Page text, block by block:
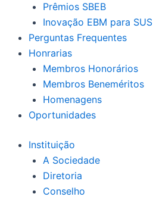
Prêmios SBEB
Inovação EBM para SUS
Perguntas Frequentes
Honrarias
Membros Honorários
Membros Beneméritos
Homenagens
Oportunidades
Instituição
A Sociedade
Diretoria
Conselho